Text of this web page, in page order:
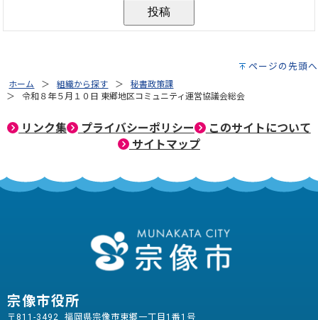
ページの先頭へ
ホーム 組織から探す
秘書政策課
令和８年５月１０日 東郷地区コミュニティ運営協議会総会
リンク集 プライバシーポリシー
このサイトについて
サイトマップ
宗像市役所
〒811-3492 福岡県宗像市東郷一丁目1番1号